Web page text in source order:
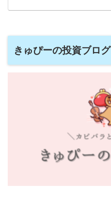
きゅぴーの投資ブログ